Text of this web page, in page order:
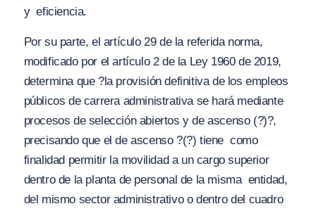
y eficiencia.
Por su parte, el artículo 29 de la referida norma,
modificado por el artículo 2 de la Ley 1960 de 2019,
determina que ?la provisión definitiva de los empleos
públicos de carrera administrativa se hará mediante
procesos de selección abiertos y de ascenso (?)?,
precisando que el de ascenso ?(?) tiene como
finalidad permitir la movilidad a un cargo superior
dentro de la planta de personal de la misma entidad,
del mismo sector administrativo o dentro del cuadro